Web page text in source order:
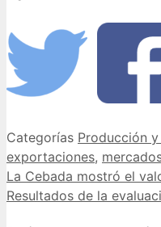
Categorías Producción
exportaciones,
La Cebada mostró el
Resultados de la